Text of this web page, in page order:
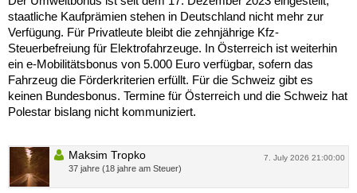
staatliche Kaufprämien stehen in Deutschland nicht mehr zur
Verfügung. Für Privatleute bleibt die zehnjährige Kfz-
Steuerbefreiung für Elektrofahrzeuge. In Österreich ist weiterhin
ein e-Mobilitätsbonus von 5.000 Euro verfügbar, sofern das
Fahrzeug die Förderkriterien erfüllt. Für die Schweiz gibt es
keinen Bundesbonus. Termine für Österreich und die Schweiz hat
Polestar bislang nicht kommuniziert.
7. July 2026 21:00:00
Maksim Tropko
37 jahre (18 jahre am Steuer)